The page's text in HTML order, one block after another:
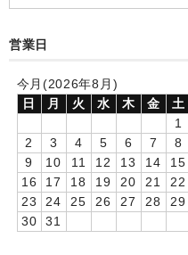
自作オリジナル時計
卒園DVDアルバム
卒業記念品
音声入りフォトフレームク
音声入りフォトフレームクロ
営業日
今月(2026年8月)
日
月 火 水 木 金
土
1
2
3 4 5 6 7
8
9
10 11 12 13 14
15
16
17 18 19 20 21
22
23
24 25 26 27 28
29
30
31